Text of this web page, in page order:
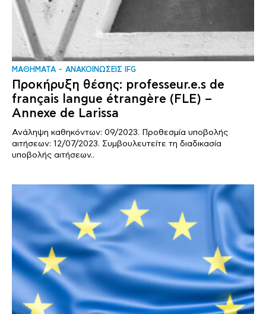
ΜΑΘΗΜΑΤΑ ΑΝΑΚΟΙΝΩΣΕΙΣ IFG
Προκήρυξη θέσης: professeur.e.s de
français langue étrangère (FLE) –
Annexe de Larissa
Ανάληψη καθηκόντων: 09/2023. Προθεσμία υποβολής
αιτήσεων: 12/07/2023. Συμβουλευτείτε τη διαδικασία
υποβολής αιτήσεων..